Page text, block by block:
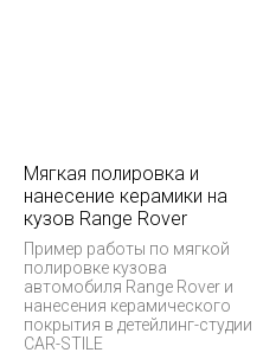
Мягкая полировка и
нанесение керамики на
кузов Range Rover
Пример работы по мягкой
полировке кузова
автомобиля Range Rover и
нанесения керамического
покрытия в детейлинг-студии
CAR-STILE